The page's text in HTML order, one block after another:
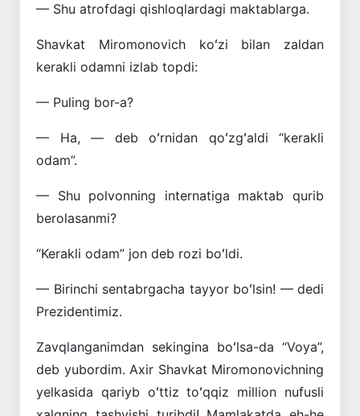
— Shu atrofdagi qishloqlardagi maktablarga.
Shavkat Miromonovich koʻzi bilan zaldan
kerakli odamni izlab topdi:
— Puling bor-a?
— Ha, — deb oʻrnidan qoʻzgʻaldi “kerakli
odam”.
— Shu polvonning internatiga maktab qurib
berolasanmi?
“Kerakli odam” jon deb rozi boʻldi.
— Birinchi sentabrgacha tayyor boʻlsin! — dedi
Prezidentimiz.
Zavqlanganimdan sekingina ­boʻlsa-da “Voya”,
deb yubordim. Axir Shavkat ­Miromonovichning
yelkasida qariyb oʻttiz toʻqqiz million nufusli